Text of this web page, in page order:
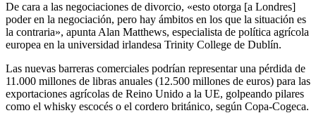
De cara a las negociaciones de divorcio, «esto otorga [a Londres]
poder en la negociación, pero hay ámbitos en los que la situación es
la contraria», apunta Alan Matthews, especialista de política agrícola
europea en la universidad irlandesa Trinity College de Dublín.
Las nuevas barreras comerciales podrían representar una pérdida de
11.000 millones de libras anuales (12.500 millones de euros) para las
exportaciones agrícolas de Reino Unido a la UE, golpeando pilares
como el whisky escocés o el cordero británico, según Copa-Cogeca.